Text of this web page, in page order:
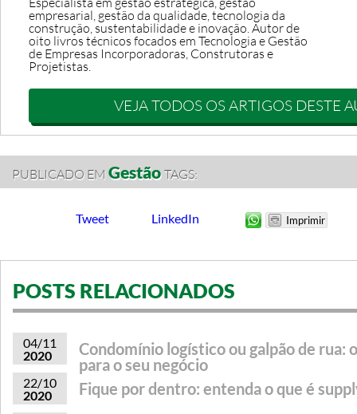
empresarial, gestão da qualidade, tecnologia da
construção, sustentabilidade e inovação. Autor de
oito livros técnicos focados em Tecnologia e Gestão
de Empresas Incorporadoras, Construtoras e
Projetistas.
VEJA TODOS OS ARTIGOS DESTE
PUBLICADO EM GestãoTAGS:
Tweet LinkedIn
POSTS RELACIONADOS
04/11
2020
Condomínio logístico ou galpão de rua:
para o seu negócio
22/10
2020
Fique por dentro: entenda o que é